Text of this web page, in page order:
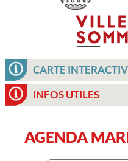
CARTE
INFOS UTILES
AGENDA